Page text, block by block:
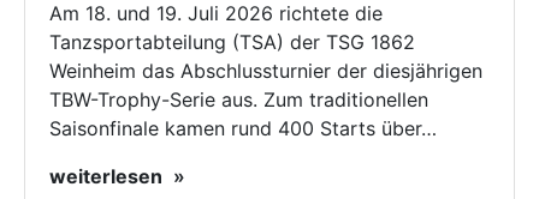
Am 18. und 19. Juli 2026 richtete die
Tanzsportabteilung (TSA) der TSG 1862
Weinheim das Abschlussturnier der diesjährigen
TBW-Trophy-Serie aus. Zum traditionellen
Saisonfinale kamen rund 400 Starts über…
weiterlesen